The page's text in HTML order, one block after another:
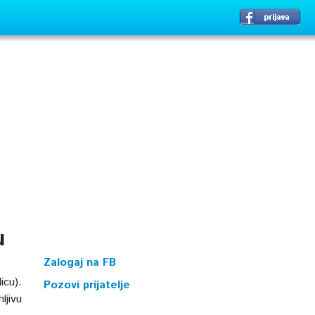
Zalogaj na FB
Pozovi prijatelje